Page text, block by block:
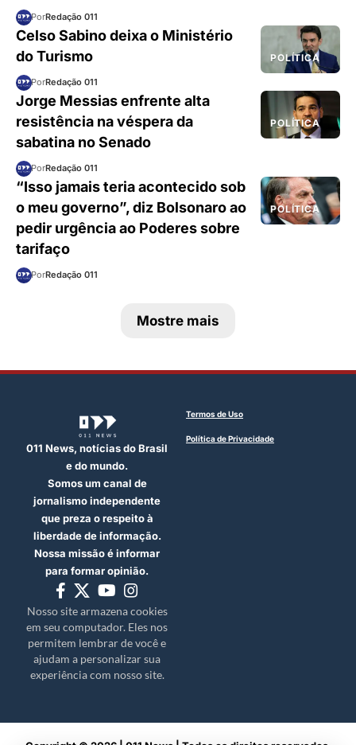
PorRedação 011
POLÍTICA
Celso Sabino deixa o Ministério
do Turismo
PorRedação 011
POLÍTICA
Jorge Messias enfrente alta
resistência na véspera da
sabatina no Senado
PorRedação 011
POLÍTICA
“Isso jamais teria acontecido sob
o meu governo”, diz Bolsonaro ao
pedir urgência ao Poderes sobre
tarifaço
PorRedação 011
Mostre mais
011 News, notícias do Brasil
e do mundo.
Somos um canal de
jornalismo independente
que preza o respeito à
liberdade de informação.
Nossa missão é informar
para formar opinião.
Nosso site armazena cookies
em seu computador. Eles nos
permitem lembrar de você e
ajudam a personalizar sua
experiência com nosso site.
Termos de Uso
Política de Privacidade